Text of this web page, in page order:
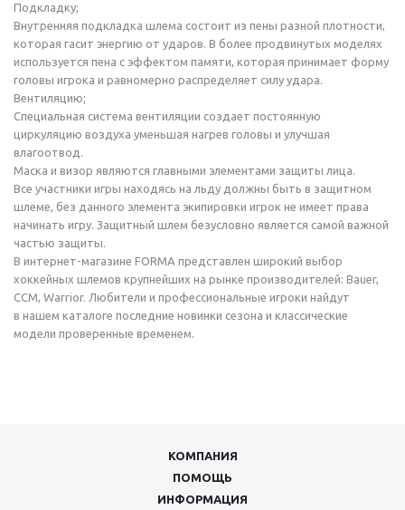
Подкладку;
Внутренняя подкладка шлема состоит из пены разной плотности,
которая гасит энергию от ударов. В более продвинутых моделях
используется пена с эффектом памяти, которая принимает форму
головы игрока и равномерно распределяет силу удара.
Вентиляцию;
Специальная система вентиляции создает постоянную
циркуляцию воздуха уменьшая нагрев головы и улучшая
влагоотвод.
Маска и визор являются главными элементами защиты лица.
Все участники игры находясь на льду должны быть в защитном
шлеме, без данного элемента экипировки игрок не имеет права
начинать игру. Защитный шлем безусловно является самой важной
частью защиты.
В интернет-магазине FORMA представлен широкий выбор
хоккейных шлемов крупнейших на рынке производителей: Bauer,
CCM, Warrior. Любители и профессиональные игроки найдут
в нашем каталоге последние новинки сезона и классические
модели проверенные временем.
КОМПАНИЯ
ПОМОЩЬ
ИНФОРМАЦИЯ